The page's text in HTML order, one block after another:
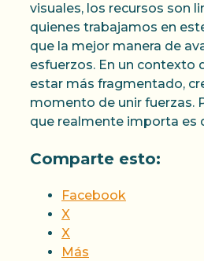
visuales, los recursos son
quienes trabajamos en
que la mejor manera de
esfuerzos. En un contexto
estar más fragmentado,
momento de unir fuerzas.
que realmente importa es
Comparte esto:
Facebook
X
X
Más